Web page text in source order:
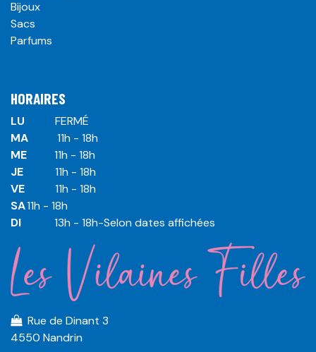
Bijoux
Sacs
Parfums
HORAIRES
LU
​ ​FERMÉ
MA
​11h - 18h
ME
​11h - 18h
JE
​​11h - 18h
VE
​​​11h - 18h
SA​​​11h - 18h
DI
​​​ 13h - 18h-Selon dates affichées
Rue de Dinant 3
4550 Nandrin